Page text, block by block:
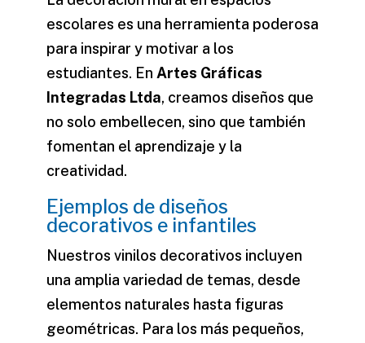
escolares es una herramienta poderosa
para inspirar y motivar a los
estudiantes. En Artes Gráficas
Integradas Ltda, creamos diseños que
no solo embellecen, sino que también
fomentan el aprendizaje y la
creatividad.
Ejemplos de diseños
decorativos e infantiles
Nuestros vinilos decorativos incluyen
una amplia variedad de temas, desde
elementos naturales hasta figuras
geométricas. Para los más pequeños,